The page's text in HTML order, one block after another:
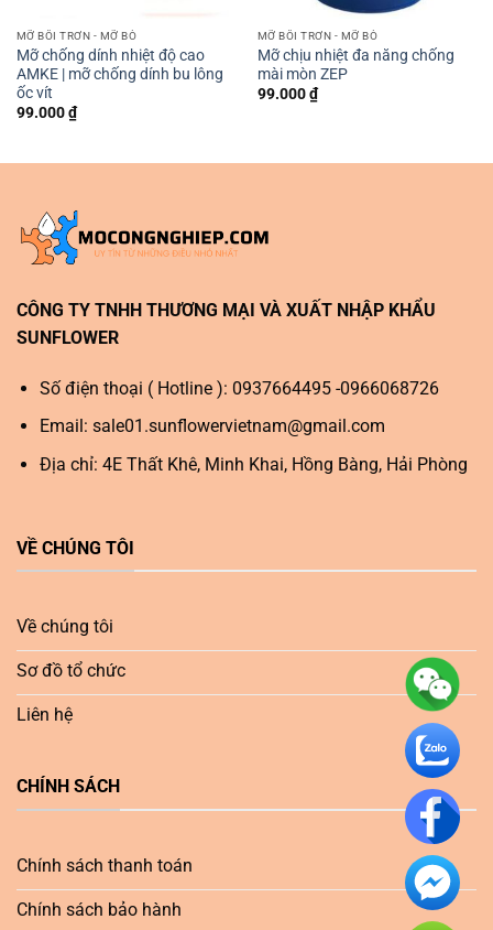
MỠ BÔI TRƠN - MỠ BÒ
Mỡ chống dính nhiệt độ cao
AMKE | mỡ chống dính bu lông
ốc vít
99.000₫
MỠ BÔI TRƠN - MỠ BÒ
Mỡ chịu nhiệt đa năng chống
mài mòn ZEP
99.000₫
CÔNG TY TNHH THƯƠNG MẠI VÀ XUẤT NHẬP KHẨU
SUNFLOWER
Số điện thoại ( Hotline ): 0937664495 -0966068726
Email: sale01.sunflowervietnam@gmail.com
Địa chỉ: 4E Thất Khê, Minh Khai, Hồng Bàng, Hải Phòng
VỀ CHÚNG TÔI
Về chúng tôi
Sơ đồ tổ chức
Liên hệ
CHÍNH SÁCH
Chính sách thanh toán
Chính sách bảo hành